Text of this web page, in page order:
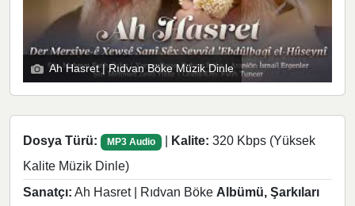
Ah Hasret | Rıdvan Böke Müzik Dinle
Dosya Türü: MP3 Audio | Kalite: 320 Kbps (Yüksek
Kalite Müzik Dinle)
Sanatçı: Ah Hasret | Rıdvan Böke Albümü, Şarkıları